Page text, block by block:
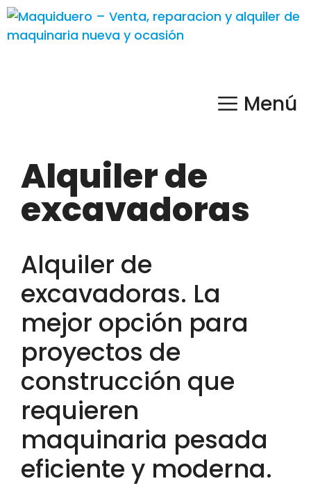
Menú
Alquiler de
excavadoras
Alquiler de
excavadoras. La
mejor opción para
proyectos de
construcción que
requieren
maquinaria pesada
eficiente y moderna.